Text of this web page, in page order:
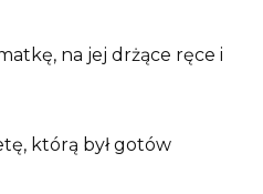
na jej drżące ręce i
którą był gotów